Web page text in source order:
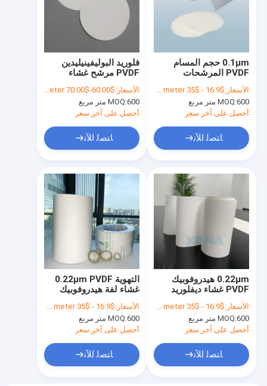
فلوريد البوليفينيليدين
PVDF مرشح غشاء
هيدروفوبيك دقة عالية
النقاء
الأسعار:$60.00-$70.00 per square meter
MOQ:600 متر مربع
أحصل على آخر سعر
ﺎﺘﺼﻟ ﺍﻶﻧ
0.1μm حجم المسام
PVDF المرشحات
الهيدروفوبية الغشاء
للحفاظ على البكتيريا
الأسعار:$16.9 - $35 per square meter
MOQ:600 متر مربع
أحصل على آخر سعر
ﺎﺘﺼﻟ ﺍﻶﻧ
التهوية 0.22μm PVDF
غشاء لفة هيدروفوبيك
لتحليل HPLC
الأسعار:$16.9 - $35 per square meter
MOQ:600 متر مربع
أحصل على آخر سعر
ﺎﺘﺼﻟ ﺍﻶﻧ
0.22μm هيدروفوبيك
PVDF غشاء ديفلوريد
البوليفينيليدين للتصفية
العقيمة
الأسعار:$16.9 - $35 per square meter
MOQ:600 متر مربع
أحصل على آخر سعر
ﺎﺘﺼﻟ ﺍﻶﻧ